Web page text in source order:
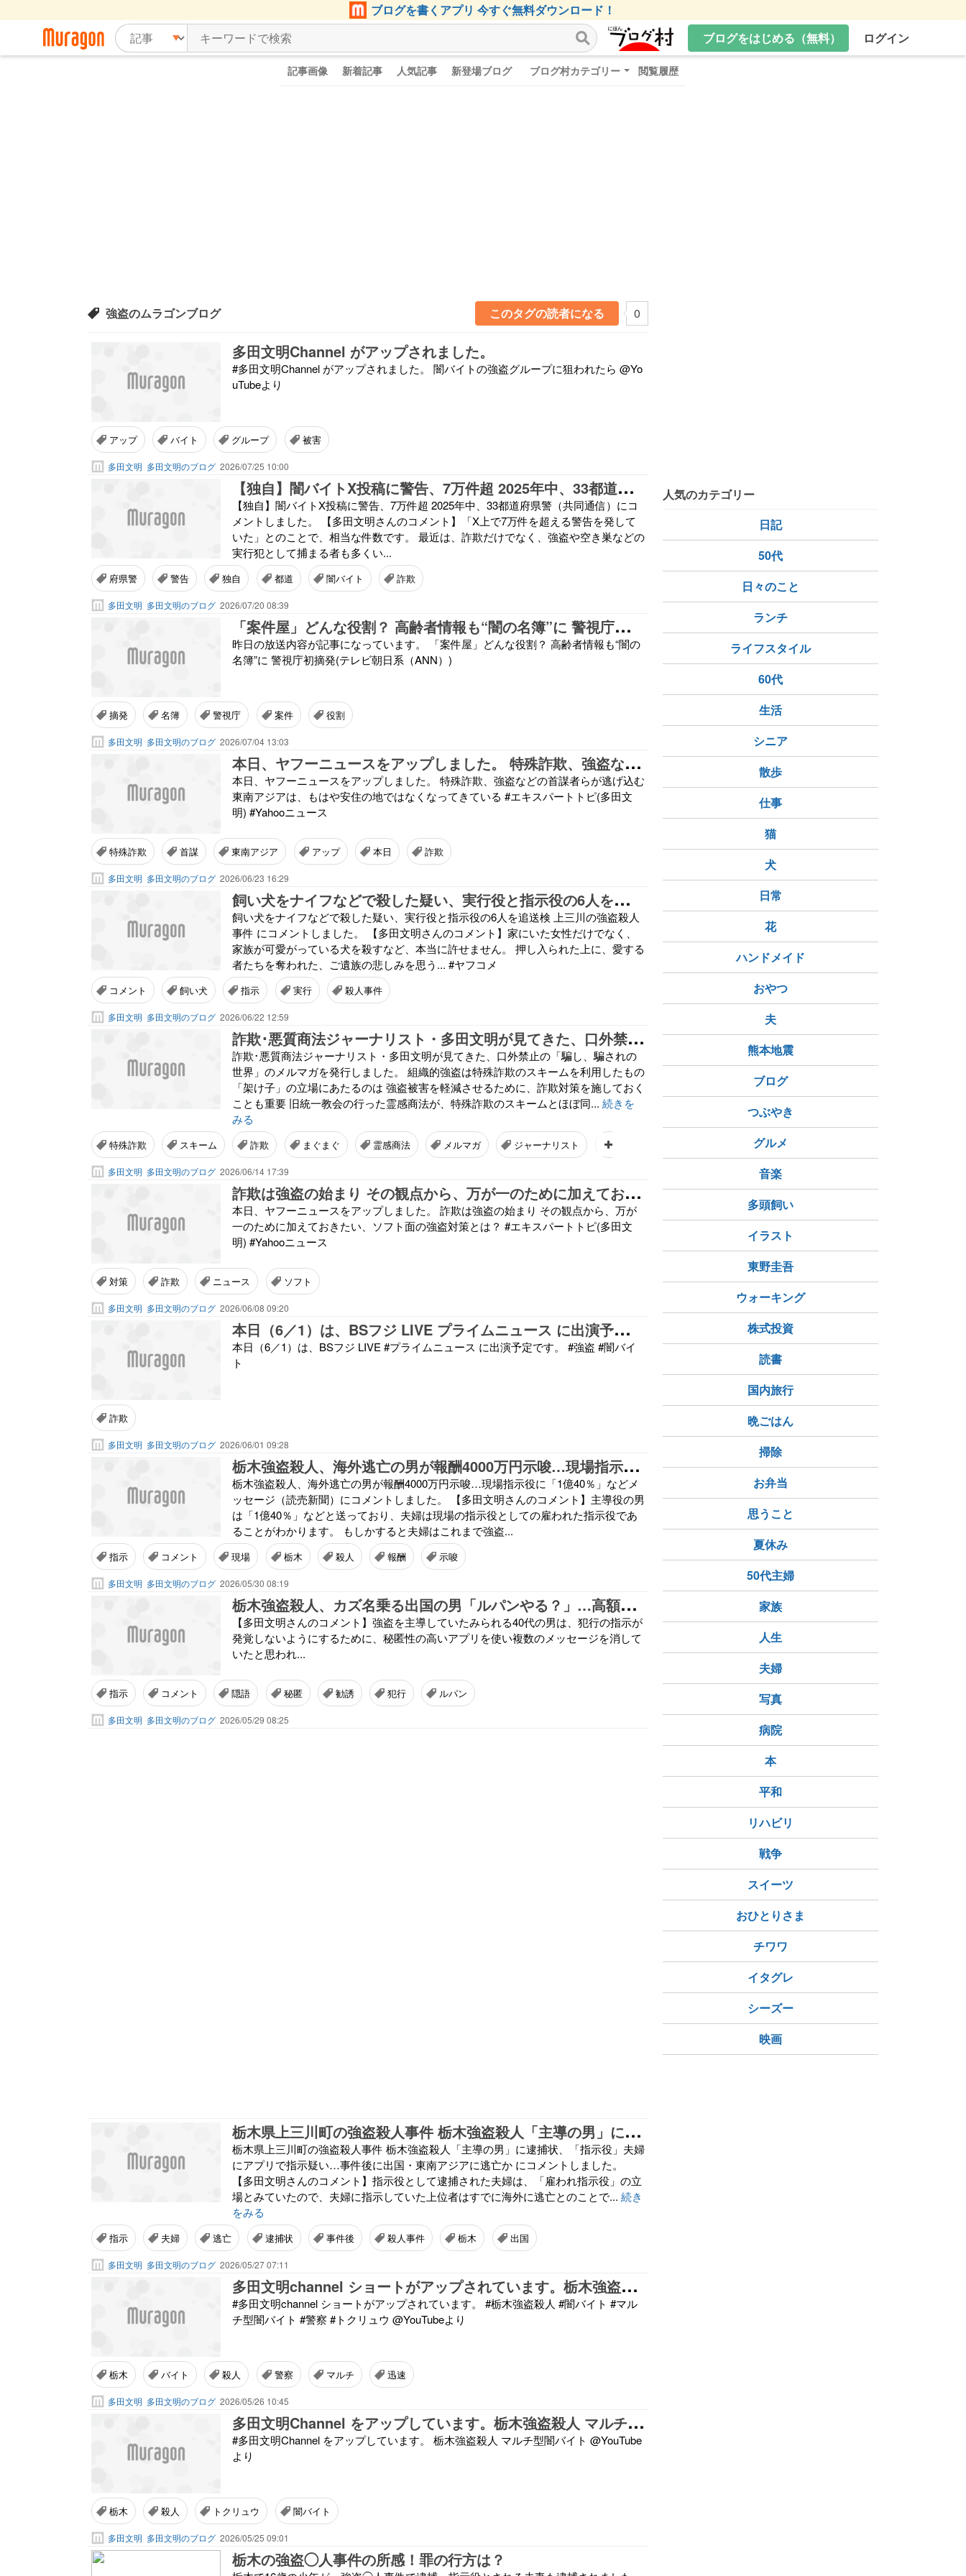
ブログを書くアプリ 今すぐ無料ダウンロード！
ブログをはじめる（無料）
ログイン
記事画像 新着記事 人気記事 新登場ブログ ブログ村カテゴリー 閲覧履歴
強盗のムラゴンブログ このタグの読者になる 0
多田文明Channel がアップされました。
#多田文明Channel がアップされました。 闇バイトの強盗グループに狙われたら @Yo
uTubeより
アップ バイト グループ 被害
多田文明 多田文明のブログ 2026/07/25 10:00
【
独自】闇バイトX投稿に警告、7万件超 2025年中、33都道府県警（共同通信）にコメントしました。
【独自】闇バイトX投稿に警告、7万件超 2025年中、33都道府県警（共同通信）にコ
メントしました。 【多田文明さんのコメント】「X上で7万件を超える警告を発して
いた」とのことで、相当な件数です。 最近は、詐欺だけでなく、強盗や空き巣などの
実行犯として捕まる者も多くい...
府県警 警告 独自 都道 闇バイト 詐欺
多田文明 多田文明のブログ 2026/07/20 08:39
「
案件屋」どんな役割？ 高齢者情報も“闇の名簿”に 警視庁初摘発(テレビ朝日系（ANN）)
昨日の放送内容が記事になっています。 「案件屋」どんな役割？ 高齢者情報も“闇の
名簿”に 警視庁初摘発(テレビ朝日系（ANN）)
摘発 名簿 警視庁 案件 役割
多田文明 多田文明のブログ 2026/07/04 13:03
本
日、ヤフーニュースをアップしました。 特殊詐欺、強盗などの首謀者らが逃げ込む東南アジアは、もはや安住の地ではなくなってきている #エキスパートトピ(多田文明)
本日、ヤフーニュースをアップしました。 特殊詐欺、強盗などの首謀者らが逃げ込む
東南アジアは、もはや安住の地ではなくなってきている #エキスパートトピ(多田文
明) #Yahooニュース
特殊詐欺 首謀 東南アジア アップ 本日 詐欺
多田文明 多田文明のブログ 2026/06/23 16:29
飼
い犬をナイフなどで殺した疑い、実行役と指示役の6人を追送検 上三川の強盗殺人事件 にコメントしました。
飼い犬をナイフなどで殺した疑い、実行役と指示役の6人を追送検 上三川の強盗殺人
事件 にコメントしました。 【多田文明さんのコメント】家にいた女性だけでなく、
家族が可愛がっている犬を殺すなど、本当に許せません。 押し入られた上に、愛する
者たちを奪われた、ご遺族の悲しみを思う... #ヤフコメ
コメント 飼い犬 指示 実行 殺人事件
多田文明 多田文明のブログ 2026/06/22 12:59
詐
欺･悪質商法ジャーナリスト・多田文明が見てきた、口外禁止の「騙し、騙されの世界」のメルマガを発行しました。 組織的強盗は特殊詐欺のスキームを利用したもの「架け子」の立場にあたるのは 強盗被害を軽減させるために、詐欺対策を施しておくことも重要 旧統一教会の行った霊感商法が、特殊詐欺のスキームとほぼ同じとみる理由（1）
詐欺･悪質商法ジャーナリスト・多田文明が見てきた、口外禁止の「騙し、騙されの
世界」のメルマガを発行しました。 組織的強盗は特殊詐欺のスキームを利用したもの
「架け子」の立場にあたるのは 強盗被害を軽減させるために、詐欺対策を施しておく
ことも重要 旧統一教会の行った霊感商法が、特殊詐欺のスキームとほぼ同... 続きを
みる
特殊詐欺 スキーム 詐欺 まぐまぐ 霊感商法 メルマガ ジャーナリスト
多田文明 多田文明のブログ 2026/06/14 17:39
詐
欺は強盗の始まり その観点から、万が一のために加えておきたい、ソフト面の強盗対策とは？ #エキスパートトピ(多田文明)
本日、ヤフーニュースをアップしました。 詐欺は強盗の始まり その観点から、万が
一のために加えておきたい、ソフト面の強盗対策とは？ #エキスパートトピ(多田文
明) #Yahooニュース
対策 詐欺 ニュース ソフト
多田文明 多田文明のブログ 2026/06/08 09:20
本
日（6／1）は、BSフジ LIVE プライムニュース に出演予定です。
本日（6／1）は、BSフジ LIVE #プライムニュース に出演予定です。 #強盗 #闇バイ
ト
詐欺
多田文明 多田文明のブログ 2026/06/01 09:28
栃
木強盗殺人、海外逃亡の男が報酬4000万円示唆…現場指示役に「1億40％」などメッセージ（読売新聞）にコメントしました。
栃木強盗殺人、海外逃亡の男が報酬4000万円示唆…現場指示役に「1億40％」などメ
ッセージ（読売新聞）にコメントしました。 【多田文明さんのコメント】主導役の男
は「1億40％」などと送っており、夫婦は現場の指示役としての雇われた指示役であ
ることがわかります。 もしかすると夫婦はこれまで強盗...
指示 コメント 現場 栃木 殺人 報酬 示唆
多田文明 多田文明のブログ 2026/05/30 08:19
栃
木強盗殺人、カズ名乗る出国の男「ルパンやる？」…高額報酬示し隠語で現場指示役を勧誘か（読売新聞）にコメントしました。
【多田文明さんのコメント】強盗を主導していたみられる40代の男は、犯行の指示が
発覚しないようにするために、秘匿性の高いアプリを使い複数のメッセージを消して
いたと思われ...
指示 コメント 隠語 秘匿 勧誘 犯行 ルパン
多田文明 多田文明のブログ 2026/05/29 08:25
栃
木県上三川町の強盗殺人事件 栃木強盗殺人「主導の男」に逮捕状、「指示役」夫婦にアプリで指示疑い…事件後に出国・東南アジアに逃亡か にコメントしました。
栃木県上三川町の強盗殺人事件 栃木強盗殺人「主導の男」に逮捕状、「指示役」夫婦
にアプリで指示疑い…事件後に出国・東南アジアに逃亡か にコメントしました。
【多田文明さんのコメント】指示役として逮捕された夫婦は、「雇われ指示役」の立
場とみていたので、夫婦に指示していた上位者はすでに海外に逃亡とのことで... 続き
をみる
指示 夫婦 逃亡 逮捕状 事件後 殺人事件 栃木 出国
多田文明 多田文明のブログ 2026/05/27 07:11
多
田文明channel ショートがアップされています。栃木強盗殺人 警察の迅速な対応
#多田文明channel ショートがアップされています。 #栃木強盗殺人 #闇バイト #マル
チ型闇バイト #警察 #トクリュウ @YouTubeより
栃木 バイト 殺人 警察 マルチ 迅速
多田文明 多田文明のブログ 2026/05/26 10:45
多
田文明Channel をアップしています。栃木強盗殺人 マルチ型闇バイト
#多田文明Channel をアップしています。 栃木強盗殺人 マルチ型闇バイト @YouTube
より
栃木 殺人 トクリュウ 闇バイト
多田文明 多田文明のブログ 2026/05/25 09:01
栃木の強盗◯人事件の所感！罪の行方は？
人気のカテゴリー
日記
50代
日々のこと
ランチ
ライフスタイル
60代
生活
シニア
散歩
仕事
猫
犬
日常
花
ハンドメイド
おやつ
夫
熊本地震
ブログ
つぶやき
グルメ
音楽
多頭飼い
イラスト
東野圭吾
ウォーキング
株式投資
読書
国内旅行
晩ごはん
掃除
お弁当
思うこと
夏休み
50代主婦
家族
人生
夫婦
写真
病院
本
平和
リハビリ
戦争
スイーツ
おひとりさま
チワワ
イタグレ
シーズー
映画